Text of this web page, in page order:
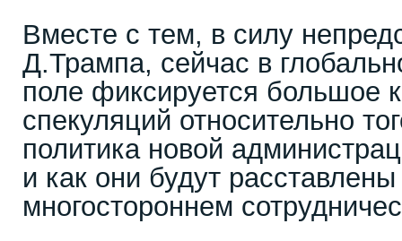
Вместе с тем, в силу
Д.Трампа, сейчас в
поле фиксируется большое
спекуляций относительно
политика новой
и как они будут
многостороннем